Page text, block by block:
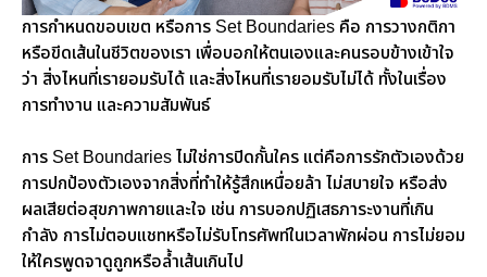
การกำหนดขอบเขต หรือการ Set Boundaries คือ การวางกติกา
หรือขีดเส้นในชีวิตของเรา เพื่อบอกให้ตนเองและคนรอบข้างเข้าใจ
ว่า สิ่งไหนที่เรายอมรับได้ และสิ่งไหนที่เรายอมรับไม่ได้ ทั้งในเรื่อง
การทำงาน และความสัมพันธ์
การ Set Boundaries ไม่ใช่การปิดกั้นใคร แต่คือการรักตัวเองด้วย
การปกป้องตัวเองจากสิ่งที่ทำให้รู้สึกเหนื่อยล้า ไม่สบายใจ หรือส่ง
ผลเสียต่อสุขภาพกายและใจ เช่น การบอกปฏิเสธภาระงานที่เกิน
กำลัง การไม่ตอบแชทหรือไม่รับโทรศัพท์ในเวลาพักผ่อน การไม่ยอม
ให้ใครพูดจาดูถูกหรือล้ำเส้นเกินไป